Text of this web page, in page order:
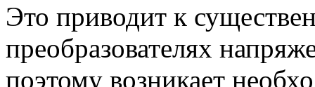
Это приводит к
преобразователях
поэтому возникает